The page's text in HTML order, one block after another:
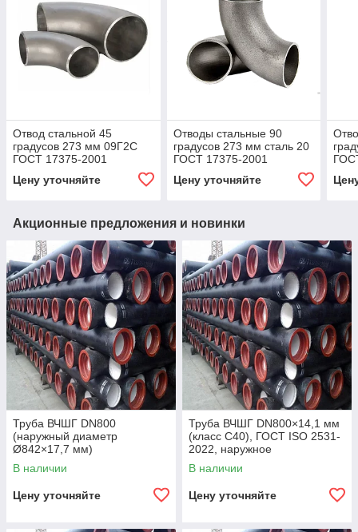
Отвод стальной 45
градусов 273 мм 09Г2С
ГОСТ 17375-2001
Цену уточняйте
Отводы стальные 90
градусов 273 мм сталь 20
ГОСТ 17375-2001
Цену уточняйте
Акционные предложения и новинки
Труба ВЧШГ DN800
(наружный диаметр
Ø842×17,7 мм)
В наличии
Цену уточняйте
Труба ВЧШГ DN800×14,1 мм
(класс C40), ГОСТ ISO 2531-
2022, наружное
полиуретановое покрытие,
внутреннее цементно-
В наличии
Цену уточняйте